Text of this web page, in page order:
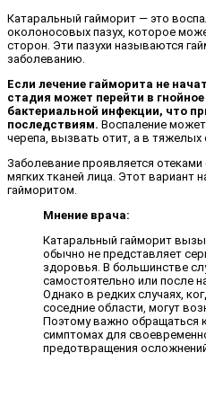
Катаральный гайморит — это
околоносовых пазух, которое
сторон. Эти пазухи называются
заболеванию.
Если лечение гайморита не
стадия может перейти в
бактериальной инфекции, что
последствиям. Воспаление может
черепа, вызвать отит, а в тяжелых
Заболевание проявляется
мягких тканей лица. Этот вариант
гайморитом.
Мнение врача:
Катаральный гайморит
обычно не представляет
здоровья. В большинстве
самостоятельно или после
Однако в редких случаях,
соседние области, могут
Поэтому важно обращаться
симптомах для
предотвращения